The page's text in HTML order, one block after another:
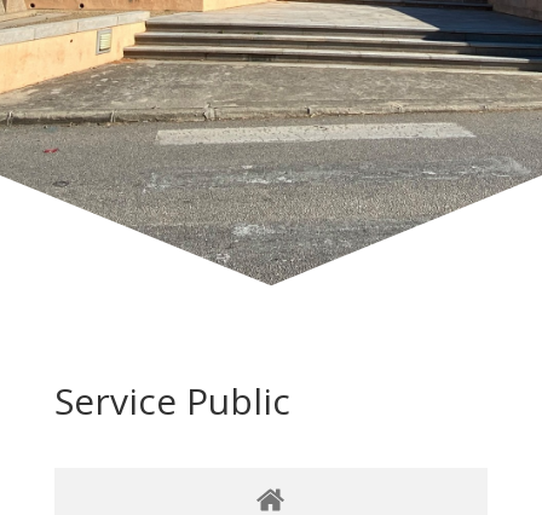
Service Public